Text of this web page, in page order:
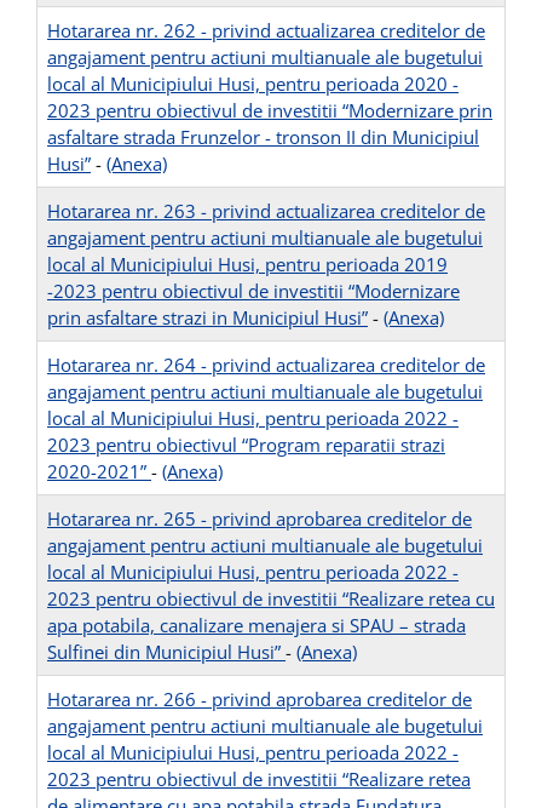
Hotararea nr. 262 - privind actualizarea creditelor de
angajament pentru actiuni multianuale ale bugetului
local al Municipiului Husi, pentru perioada 2020 -
2023 pentru obiectivul de investitii “Modernizare prin
asfaltare strada Frunzelor - tronson II din Municipiul
Husi” - (Anexa)
Hotararea nr. 263 - privind actualizarea creditelor de
angajament pentru actiuni multianuale ale bugetului
local al Municipiului Husi, pentru perioada 2019
-2023 pentru obiectivul de investitii “Modernizare
prin asfaltare strazi in Municipiul Husi” - (Anexa)
Hotararea nr. 264 - privind actualizarea creditelor de
angajament pentru actiuni multianuale ale bugetului
local al Municipiului Husi, pentru perioada 2022 -
2023 pentru obiectivul “Program reparatii strazi
2020-2021” - (Anexa)
Hotararea nr. 265 - privind aprobarea creditelor de
angajament pentru actiuni multianuale ale bugetului
local al Municipiului Husi, pentru perioada 2022 -
2023 pentru obiectivul de investitii “Realizare retea cu
apa potabila, canalizare menajera si SPAU – strada
Sulfinei din Municipiul Husi” - (Anexa)
Hotararea nr. 266 - privind aprobarea creditelor de
angajament pentru actiuni multianuale ale bugetului
local al Municipiului Husi, pentru perioada 2022 -
2023 pentru obiectivul de investitii “Realizare retea